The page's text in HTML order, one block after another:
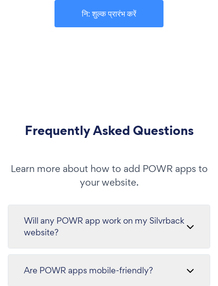
नि: शुल्क प्रारंभ करें
Frequently Asked Questions
Learn more about how to add POWR apps to
your website.
Will any POWR app work on my Silvrback
website?
Are POWR apps mobile-friendly?